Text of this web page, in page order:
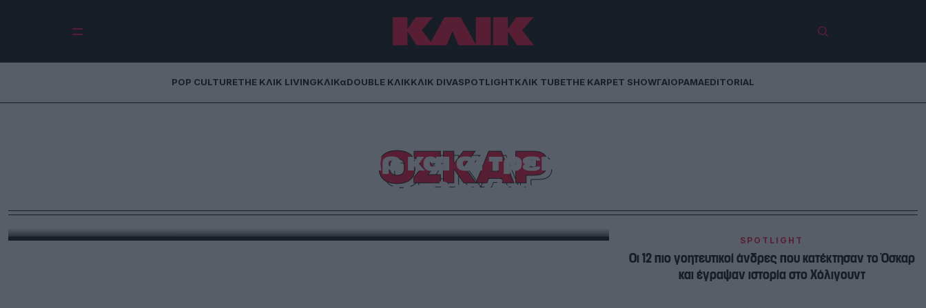
POP CULTURETHE ΚΛΙΚ LIVINGΚΛΙΚαDOUBLE ΚΛΙΚΚΛΙΚ DIVASPOTLIGHTΚΛΙΚ TUBETHE KARPET SHOWΓΑΙΟΡΑΜΑEDITORIAL
ΟΣΚΑΡ
Σον Πεν: Το τρίτο Όσκαρ και οι τρεις
φορές που σόκαρε τον πλανήτη
παραλάβει το Όσκαρ του: Να βρίσκεται στην Ουκρανία.
SPOTLIGHT
Οι 12 πιο γοητευτικοί άνδρες που κατέκτησαν το Όσκαρ
και έγραψαν ιστορία στο Χόλιγουντ